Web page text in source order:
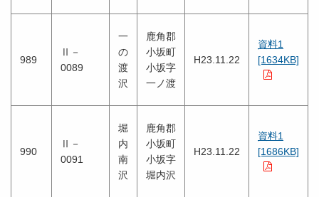
989
Ⅱ－
0089
一
の
渡
沢
鹿角郡
小坂町
小坂字
一ノ渡
H23.11.22
資料1
[1634KB]
990
Ⅱ－
0091
堀
内
南
沢
鹿角郡
小坂町
小坂字
堀内沢
H23.11.22
資料1
[1686KB]